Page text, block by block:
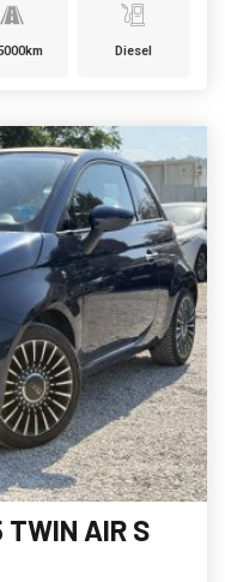
Diesel
TWIN AIR S